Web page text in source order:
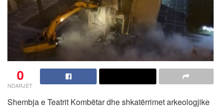
0
NDARJET
Shembja e Teatrit Kombëtar dhe shkatërrimet arkeologjike